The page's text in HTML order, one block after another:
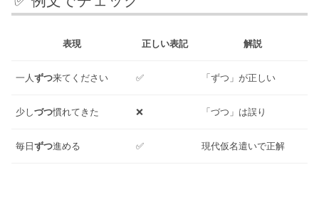
表現 正しい表記 解説
一人ずつ来てください ✅ 「ずつ」が正しい
少しづつ慣れてきた ❌ 「づつ」は誤り
毎日 ずつ進める ✅ 現代仮名遣いで正解